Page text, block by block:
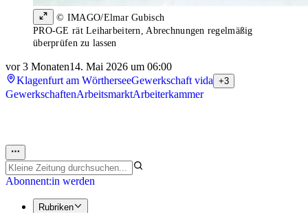
© IMAGO/Elmar Gubisch
PRO-GE rät Leiharbeitern, Abrechnungen regelmäßig
überprüfen zu lassen
vor 3 Monaten14. Mai 2026 um 06:00
Klagenfurt am WörtherseeGewerkschaft vida +3
GewerkschaftenArbeitsmarktArbeiterkammer
Abonnent:in werden
Rubriken